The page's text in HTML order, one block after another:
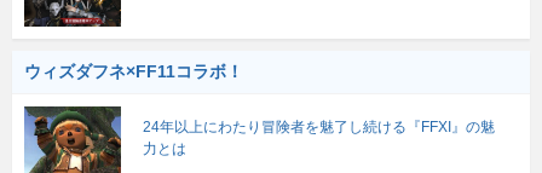
ウィズダフネ×FF11コラボ！
24年以上にわたり冒険者を魅了し続ける『FFXI』の魅
力とは